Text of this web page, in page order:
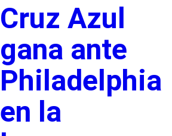
Cruz Azul
gana ante
Philadelphia
en la